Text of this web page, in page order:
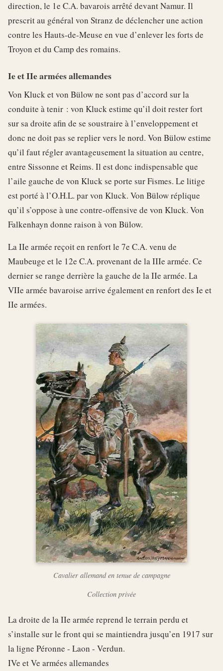
direction, le 1e C.A. bavarois arrêté devant Namur. Il
prescrit au général von Stranz de déclencher une action
contre les Hauts-de-Meuse en vue d’enlever les forts de
Troyon et du Camp des romains.
Ie et IIe armées allemandes
Von Kluck et von Bülow ne sont pas d’accord sur la
conduite à tenir : von Kluck estime qu’il doit rester fort
sur sa droite afin de se soustraire à l’enveloppement et
donc ne doit pas se replier vers le nord. Von Bülow estime
qu’il faut régler avantageusement la situation au centre,
entre Sissonne et Reims. Il est donc indispensable que
l’aile gauche de von Kluck se porte sur Fismes. Le litige
est porté à l’O.H.L. par von Kluck. Von Bülow réplique
qu’il s’oppose à une contre-offensive de von Kluck. Von
Falkenhayn donne raison à von Bülow.
La IIe armée reçoit en renfort le 7e C.A. venu de
Maubeuge et le 12e C.A. provenant de la IIIe armée. Ce
dernier se range derrière la gauche de la IIe armée. La
VIIe armée bavaroise arrive également en renfort des Ie et
IIe armées.
Cavalier allemand en tenue de campagne
Collection privée
La droite de la IIe armée reprend le terrain perdu et
s’installe sur le front qui se maintiendra jusqu’en 1917 sur
la ligne Péronne - Laon - Verdun.
IVe et Ve armées allemandes